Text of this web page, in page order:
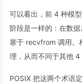
可以看出，前 4 种模
阶段是一样的：在数
塞于 recvfrom 调用。
理，从而不同于其他 4
POSIX 把这两个术语